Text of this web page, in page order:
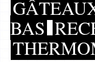
BAS